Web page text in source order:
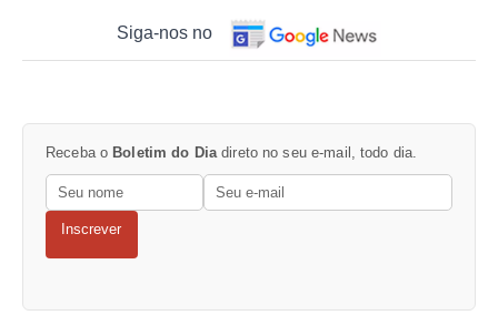
Siga-nos no
Receba o Boletim do Dia direto no seu e-mail, todo dia.
Inscrever